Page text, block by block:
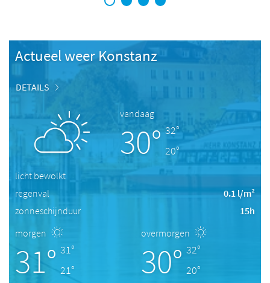
1 2 3 4
Actueel weer Konstanz
DETAILS
vandaag
30° 32°
20°
licht bewolkt
regenval
0.1 l/m²
zonneschijnduur
15h
morgen
31° 31°
21°
overmorgen
30° 32°
20°